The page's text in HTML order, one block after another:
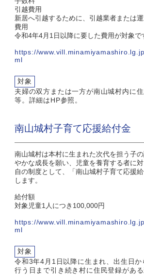
引越費用
新居へ引越するために、引越業者または
費用
令和4年4月1日以降に要した費用が対象で
https://
ml
対象
夫婦の双方または一方が南山城村内に
等。詳細はHP参照。
南山城村子育て応援給付金
南山城村は本村に生まれた次代を担う子
やかな成長を願い、児童を養育する者に
自の制度として、「南山城村子育て応援
します。
給付額
対象児童1人につき100,000円
https://
ml
対象
令和3年4月1日以降に生まれ、出生日か
行う日まで引き続き村に住民登録がある